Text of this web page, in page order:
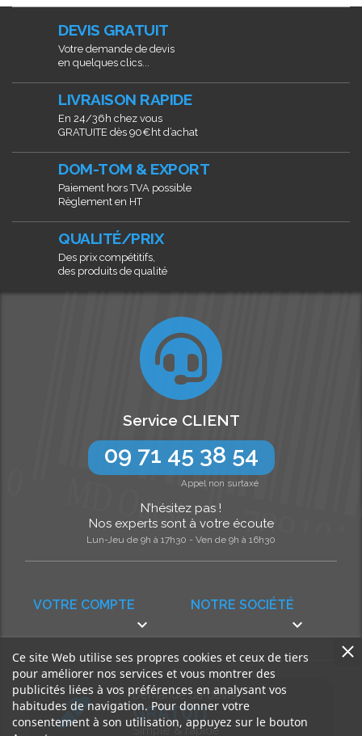
DEVIS GRATUIT
Votre demande de devis
en quelques clics...
LIVRAISON RAPIDE
En 24/36h chez vous
GRATUITE dès 90€ht d’achat
DOM-TOM & EXPORT
Paiement hors TVA possible
Règlement en HT
QUALITÉ/PRIX
Des prix compétitifs,
des produits de qualité
NOTRE SOCIÉTÉ

VOTRE COMPTE

Service CLIENT
09 71 45 38 54
Appel non surtaxé
N’hésitez pas !
Nos experts sont à votre écoute
Lun-Jeu de 9h à 17h30 - Ven de 9h à 16h30
Demande de devis
GRATUIT
Simple & rapide
Ce site Web utilise ses propres cookies et ceux de tiers
pour améliorer nos services et vous montrer des
publicités liées à vos préférences en analysant vos
habitudes de navigation. Pour donner votre
consentement à son utilisation, appuyez sur le bouton